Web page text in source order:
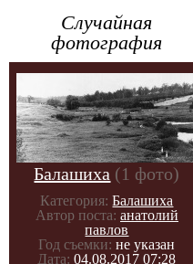
Случайная
фотография
Балашиха (1 фото)
Категория: Балашиха
Автор поста: анатолий
павлов
Год съемки: не указан
Дата: 04.08.2017 07:28